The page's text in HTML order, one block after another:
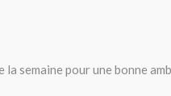
semaine pour une bonne